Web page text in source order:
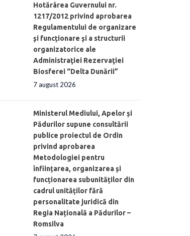
Hotărârea Guvernului nr.
1217/2012 privind aprobarea
Regulamentului de organizare
şi funcționare și a structurii
organizatorice ale
Administraţiei Rezervaţiei
Biosferei “Delta Dunării”
7 august 2026
Ministerul Mediului, Apelor și
Pădurilor supune consultării
publice proiectul de Ordin
privind aprobarea
Metodologiei pentru
înființarea, organizarea și
funcționarea subunităților din
cadrul unităților fără
personalitate juridică din
Regia Națională a Pădurilor –
Romsilva